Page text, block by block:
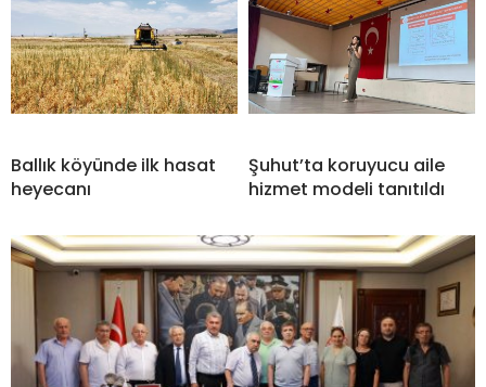
Ballık köyünde ilk hasat
heyecanı
Şuhut’ta koruyucu aile
hizmet modeli tanıtıldı